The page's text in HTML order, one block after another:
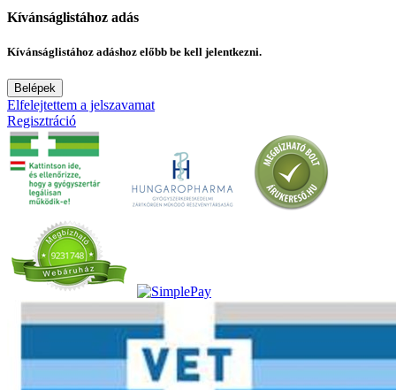
Kívánságlistához adás
Kívánságlistához adáshoz előbb be kell jelentkezni.
Belépek
Elfelejtettem a jelszavamat
Regisztráció